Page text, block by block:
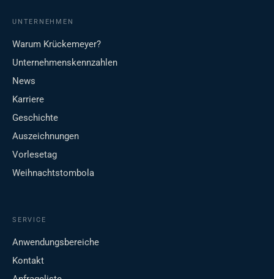
UNTERNEHMEN
Warum Krückemeyer?
Unternehmenskennzahlen
News
Karriere
Geschichte
Auszeichnungen
Vorlesetag
Weihnachtstombola
SERVICE
Anwendungsbereiche
Kontakt